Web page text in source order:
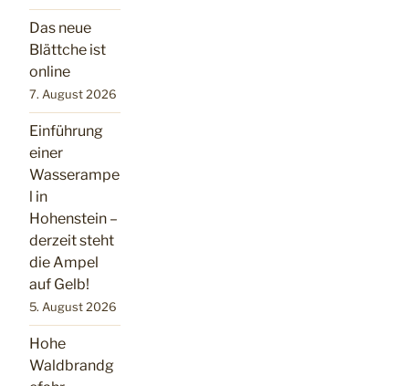
Das neue
Blättche ist
online
7. August 2026
Einführung
einer
Wasserampe
l in
Hohenstein –
derzeit steht
die Ampel
auf Gelb!
5. August 2026
Hohe
Waldbrandg